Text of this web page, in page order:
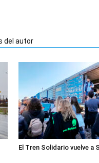
del autor
El Tren Solidario vuelve a